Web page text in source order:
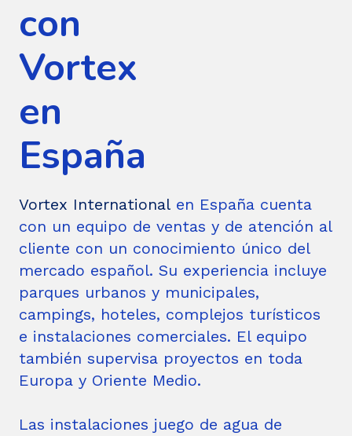
con
Vortex
en
España
Vortex International en España cuenta
con un equipo de ventas y de atención al
cliente con un conocimiento único del
mercado español. Su experiencia incluye
parques urbanos y municipales,
campings, hoteles, complejos turísticos
e instalaciones comerciales. El equipo
también supervisa proyectos en toda
Europa y Oriente Medio.
Las instalaciones juego de agua de